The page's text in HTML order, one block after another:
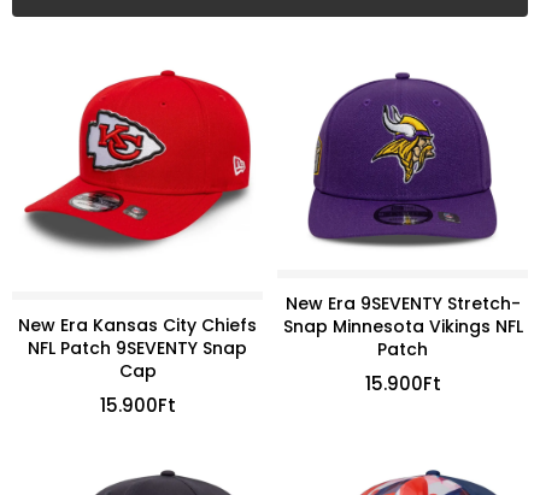
New Era Kansas City Chiefs
NFL Patch 9SEVENTY Snap
Cap
15.900Ft
New Era 9SEVENTY Stretch-
Snap Minnesota Vikings NFL
Patch
15.900Ft